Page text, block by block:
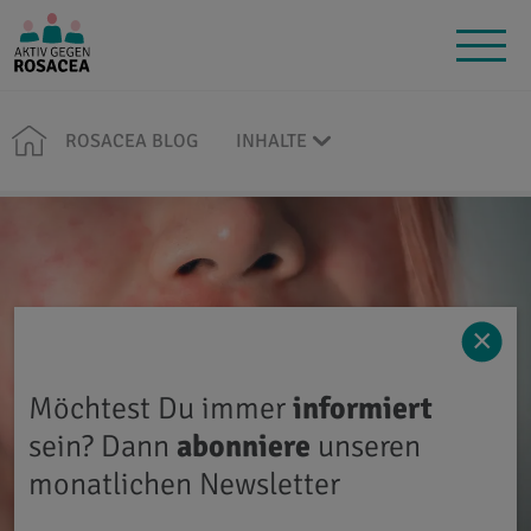
ROSACEA BLOG INHALTE
×
Möchtest Du immerinformiert
sein? Dann abonniere unseren
monatlichen Newsletter